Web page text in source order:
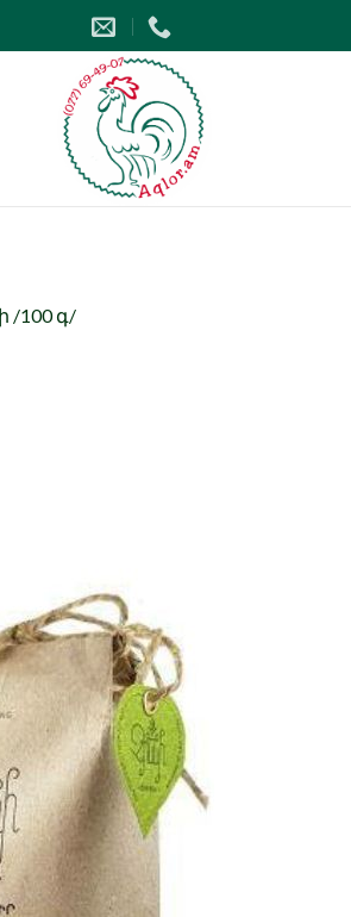
/100 գ/